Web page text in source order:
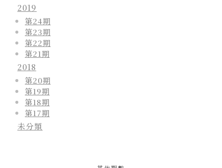
2019
第24期
第23期
第22期
第21期
2018
第20期
第19期
第18期
第17期
未分類